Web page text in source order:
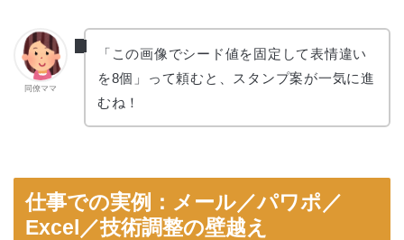
同僚ママ
「この画像でシード値を固定して表情違い
を8個」って頼むと、スタンプ案が一気に進
むね！
仕事での実例：メール／パワポ／
Excel／技術調整の壁越え